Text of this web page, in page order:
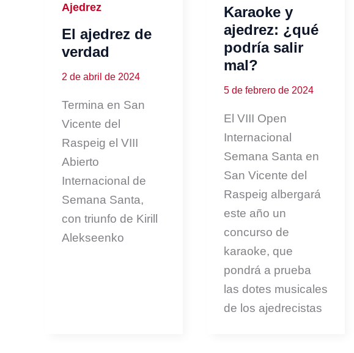
Ajedrez
El ajedrez de
verdad
2 de abril de 2024
Termina en San
Vicente del
Raspeig el VIII
Abierto
Internacional de
Semana Santa,
con triunfo de Kirill
Alekseenko
Karaoke y
ajedrez: ¿qué
podría salir
mal?
5 de febrero de 2024
El VIII Open
Internacional
Semana Santa en
San Vicente del
Raspeig albergará
este año un
concurso de
karaoke, que
pondrá a prueba
las dotes musicales
de los ajedrecistas